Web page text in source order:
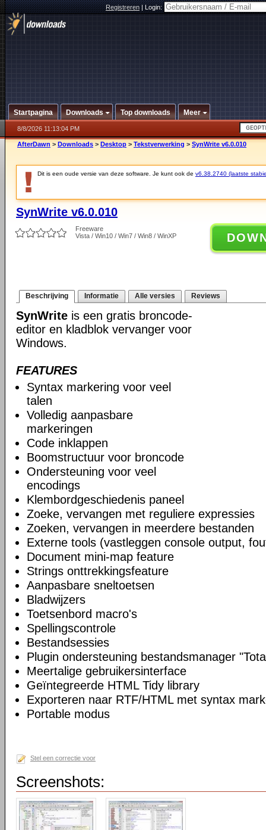
Registreren|Login:
Startpagina Downloads Top downloads Meer
8/8/2026 11:13:04 PM
AfterDawn > Downloads > Desktop > Tekstverwerking > SynWrite v6.0.010
Dit is een oude versie van deze software. Je kunt ook de v6.38.2740 (laatste
SynWrite v6.0.010
Freeware
Vista / Win10 / Win7 / Win8 / WinXP
Beschrijving Informatie Alle versies Reviews
SynWrite is een gratis broncode-
editor en kladblok vervanger voor
Windows.
FEATURES
Syntax markering voor veel
talen
Volledig aanpasbare
markeringen
Code inklappen
Boomstructuur voor broncode
Ondersteuning voor veel
encodings
Klembordgeschiedenis paneel
Zoeke, vervangen met reguliere expressies
Zoeken, vervangen in meerdere bestanden
Externe tools (vastleggen console output,
Document mini-map feature
Strings onttrekkingsfeature
Aanpasbare sneltoetsen
Bladwijzers
Toetsenbord macro's
Spellingscontrole
Bestandsessies
Plugin ondersteuning bestandsmanager
Meertalige gebruikersinterface
Geïntegreerde HTML Tidy library
Exporteren naar RTF/HTML met syntax
Portable modus
Stel een correctie voor
Screenshots: